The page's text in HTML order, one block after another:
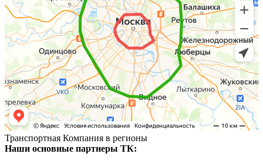
Транспортная Компания в регионы
Наши основные партнеры ТК: